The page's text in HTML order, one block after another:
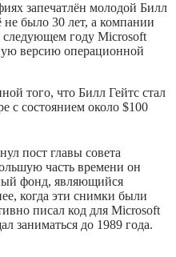
запечатлён молодой Билл
не было 30 лет, а компании
году Microsoft
версию операционной
того, что Билл Гейтс стал
с состоянием около $100
пост главы совета
часть времени он
фонд, являющийся
когда эти снимки были
писал код для Microsoft
заниматься до 1989 года.